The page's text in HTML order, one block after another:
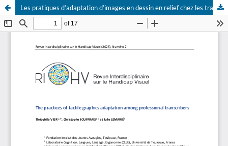
Les pratiques d’adaptation d’images en dessin en relief chez les transcripteurs-adaptateurs professionnels